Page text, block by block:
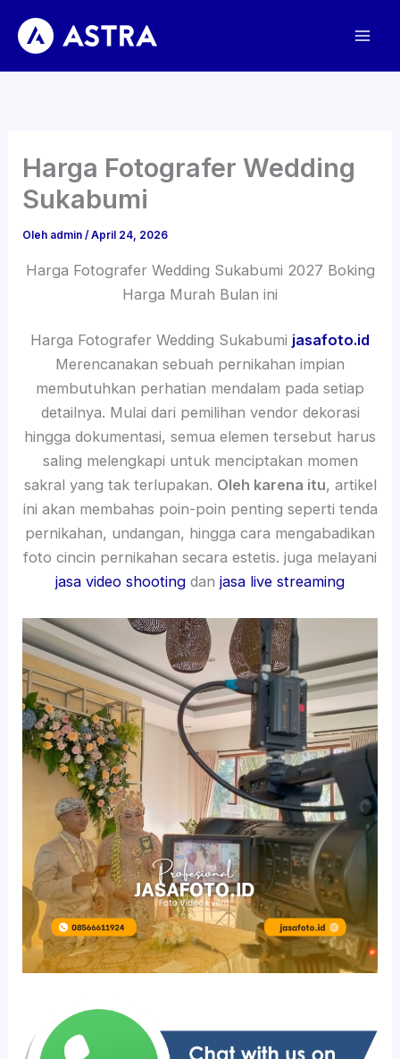
konten
Harga Fotografer Wedding
Sukabumi
Oleh admin/April 24, 2026
Harga Fotografer Wedding Sukabumi 2027 Boking
Harga Murah Bulan ini
Harga Fotografer Wedding Sukabumi jasafoto.id
Merencanakan sebuah pernikahan impian
membutuhkan perhatian mendalam pada setiap
detailnya. Mulai dari pemilihan vendor dekorasi
hingga dokumentasi, semua elemen tersebut harus
saling melengkapi untuk menciptakan momen
sakral yang tak terlupakan. Oleh karena itu, artikel
ini akan membahas poin-poin penting seperti tenda
pernikahan, undangan, hingga cara mengabadikan
foto cincin pernikahan secara estetis. juga melayani
jasa video shooting dan jasa live streaming